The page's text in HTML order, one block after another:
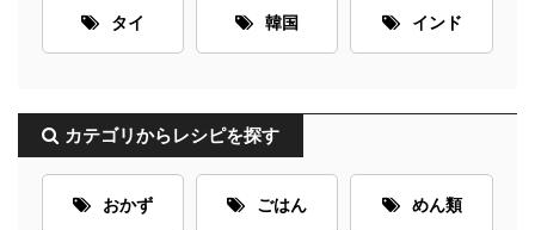
タイ 韓国 インド
カテゴリからレシピを探す
おかず ごはん めん類